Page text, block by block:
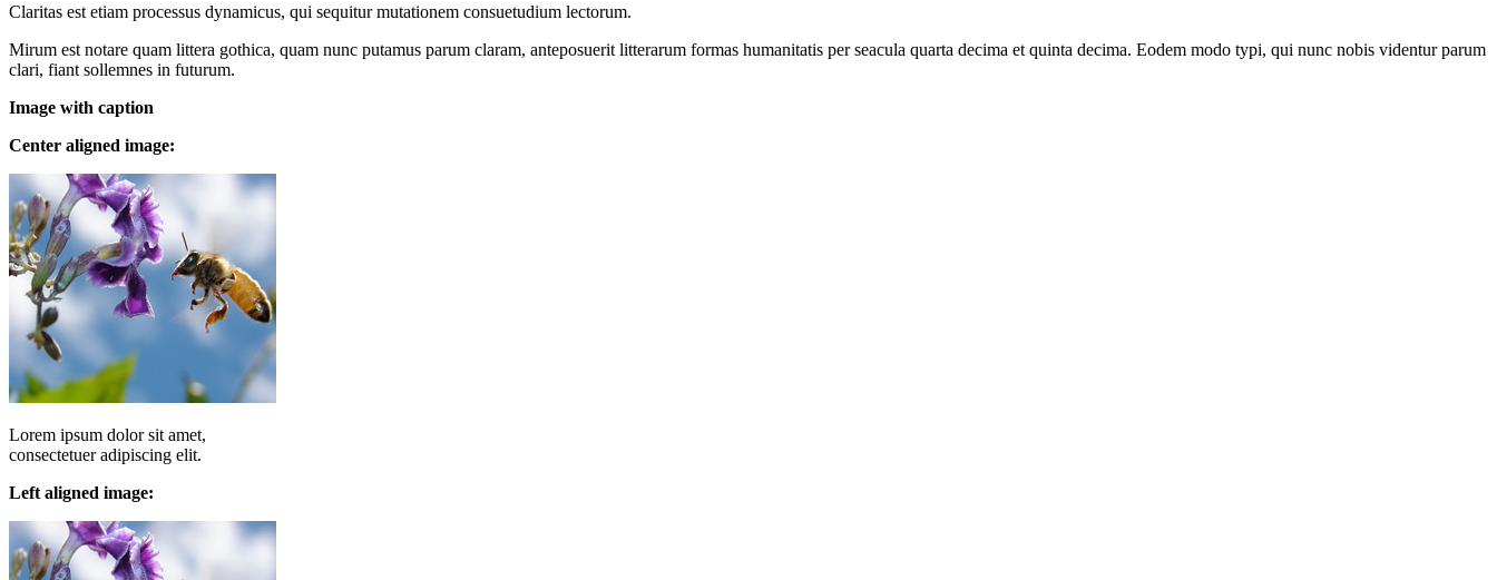
Claritas est etiam processus dynamicus, qui sequitur mutationem consuetudium lectorum.
Mirum est notare quam littera gothica, quam nunc putamus parum claram, anteposuerit litterarum formas humanitatis per seacula quarta decima et quinta decima. Eodem modo typi, qui nunc nobis videntur parum
clari, fiant sollemnes in futurum.
Image with caption
Center aligned image:
Lorem ipsum dolor sit amet,
consectetuer adipiscing elit.
Left aligned image: